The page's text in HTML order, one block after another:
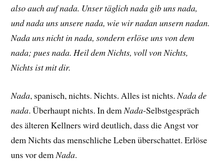
also auch auf nada. Unser täglich nada gib uns nada,
und nada uns unsere nada, wie wir nadan unsern nadan.
Nada uns nicht in nada, sondern erlöse uns von dem
nada; pues nada. Heil dem Nichts, voll von Nichts,
Nichts ist mit dir.
Nada, spanisch, nichts. Nichts. Alles ist nichts.Nada de
nada. Überhaupt nichts. In demNada-Selbstgespräch
des älteren Kellners wird deutlich, dass die Angst vor
dem Nichts das menschliche Leben überschattet. Erlöse
uns vor demNada.